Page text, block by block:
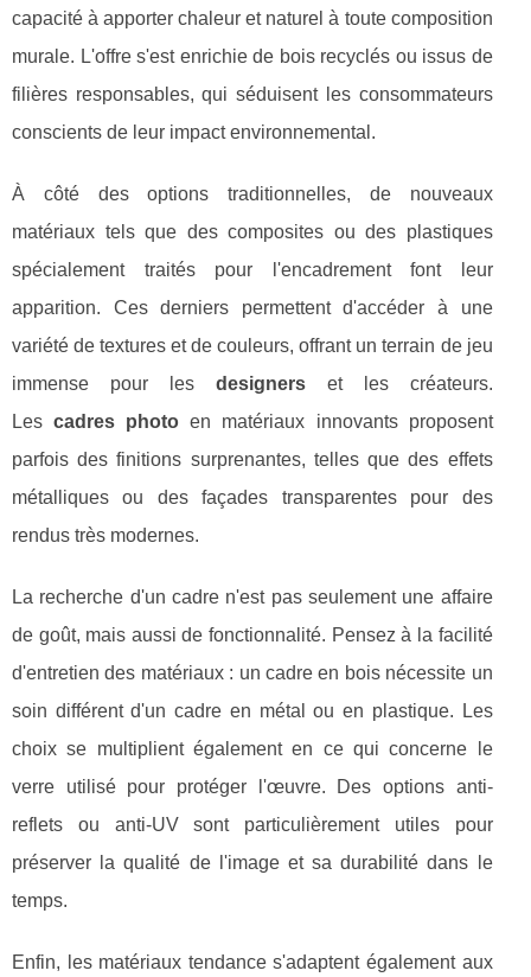
capacité à apporter chaleur et naturel à toute composition
murale. L'offre s'est enrichie de bois recyclés ou issus de
filières responsables, qui séduisent les consommateurs
conscients de leur impact environnemental.
À côté des options traditionnelles, de nouveaux
matériaux tels que des composites ou des plastiques
spécialement traités pour l'encadrement font leur
apparition. Ces derniers permettent d'accéder à une
variété de textures et de couleurs, offrant un terrain de jeu
immense pour les designerset les créateurs.
Lescadres photo en matériaux innovants proposent
parfois des finitions surprenantes, telles que des effets
métalliques ou des façades transparentes pour des
rendus très modernes.
La recherche d'un cadre n'est pas seulement une affaire
de goût, mais aussi de fonctionnalité. Pensez à la facilité
d'entretien des matériaux : un cadre en bois nécessite un
soin différent d'un cadre en métal ou en plastique. Les
choix se multiplient également en ce qui concerne le
verre utilisé pour protéger l'œuvre. Des options anti-
reflets ou anti-UV sont particulièrement utiles pour
préserver la qualité de l'image et sa durabilité dans le
temps.
Enfin, les matériaux tendance s'adaptent également aux